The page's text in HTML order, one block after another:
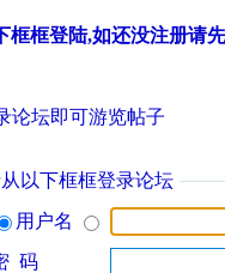
框框登陆,如还没注册请
论坛即可游览帖子
以下框框登录论坛
用户名
码